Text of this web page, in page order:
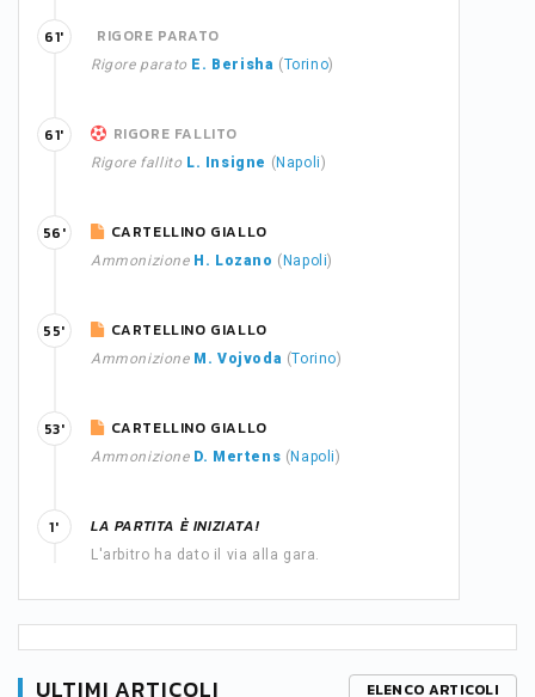
RIGORE PARATO
Rigore parato E. Berisha (Torino)
61'
RIGORE FALLITO
Rigore fallito L. Insigne ( Napoli)
61'
CARTELLINO GIALLO
Ammonizione H. Lozano ( Napoli)
56'
CARTELLINO GIALLO
Ammonizione M. Vojvoda (Torino)
55'
CARTELLINO GIALLO
Ammonizione D. Mertens ( Napoli)
53'
LA PARTITA È INIZIATA!
L'arbitro ha dato il via alla gara.
1'
ULTIMI ARTICOLI ELENCO ARTICOLI